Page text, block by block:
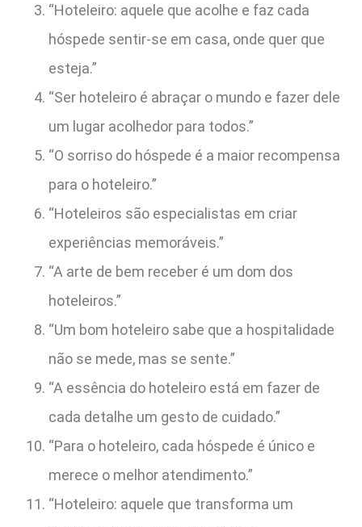
“Hoteleiro: aquele que acolhe e faz cada
hóspede sentir-se em casa, onde quer que
esteja.”
“Ser hoteleiro é abraçar o mundo e fazer dele
um lugar acolhedor para todos.”
“O sorriso do hóspede é a maior recompensa
para o hoteleiro.”
“Hoteleiros são especialistas em criar
experiências memoráveis.”
“A arte de bem receber é um dom dos
hoteleiros.”
“Um bom hoteleiro sabe que a hospitalidade
não se mede, mas se sente.”
“A essência do hoteleiro está em fazer de
cada detalhe um gesto de cuidado.”
“Para o hoteleiro, cada hóspede é único e
merece o melhor atendimento.”
“Hoteleiro: aquele que transforma um